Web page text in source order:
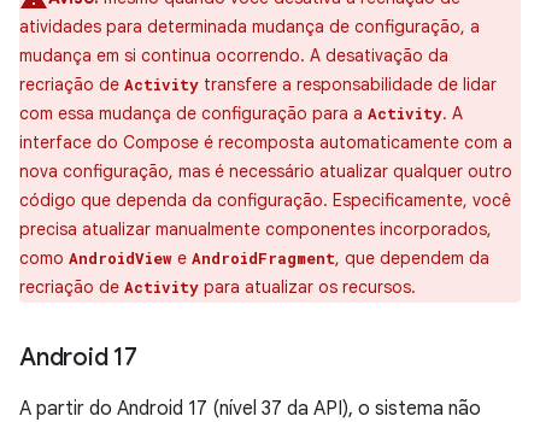
atividades para determinada mudança de configuração, a
mudança em si continua ocorrendo. A desativação da
recriação de Activity transfere a responsabilidade de lidar
com essa mudança de configuração para a Activity. A
interface do Compose é recomposta automaticamente com a
nova configuração, mas é necessário atualizar qualquer outro
código que dependa da configuração. Especificamente, você
precisa atualizar manualmente componentes incorporados,
como AndroidView e AndroidFragment, que dependem da
recriação de Activity para atualizar os recursos.
Android 17
A partir do Android 17 (nível 37 da API), o sistema não